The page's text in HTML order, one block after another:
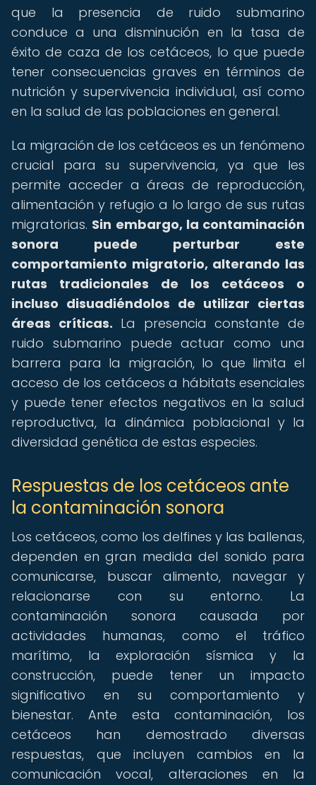
que la presencia de ruido submarino
conduce a una disminución en la tasa de
éxito de caza de los cetáceos, lo que puede
tener consecuencias graves en términos de
nutrición y supervivencia individual, así como
en la salud de las poblaciones en general.
La migración de los cetáceos es un fenómeno
crucial para su supervivencia, ya que les
permite acceder a áreas de reproducción,
alimentación y refugio a lo largo de sus rutas
migratorias. Sin embargo, la contaminación
sonora puede perturbar este
comportamiento migratorio, alterando las
rutas tradicionales de los cetáceos o
incluso disuadiéndolos de utilizar ciertas
áreas críticas. La presencia constante de
ruido submarino puede actuar como una
barrera para la migración, lo que limita el
acceso de los cetáceos a hábitats esenciales
y puede tener efectos negativos en la salud
reproductiva, la dinámica poblacional y la
diversidad genética de estas especies.
Respuestas de los cetáceos ante
la contaminación sonora
Los cetáceos, como los delfines y las ballenas,
dependen en gran medida del sonido para
comunicarse, buscar alimento, navegar y
relacionarse con su entorno. La
contaminación sonora causada por
actividades humanas, como el tráfico
marítimo, la exploración sísmica y la
construcción, puede tener un impacto
significativo en su comportamiento y
bienestar. Ante esta contaminación, los
cetáceos han demostrado diversas
respuestas, que incluyen cambios en la
comunicación vocal, alteraciones en la